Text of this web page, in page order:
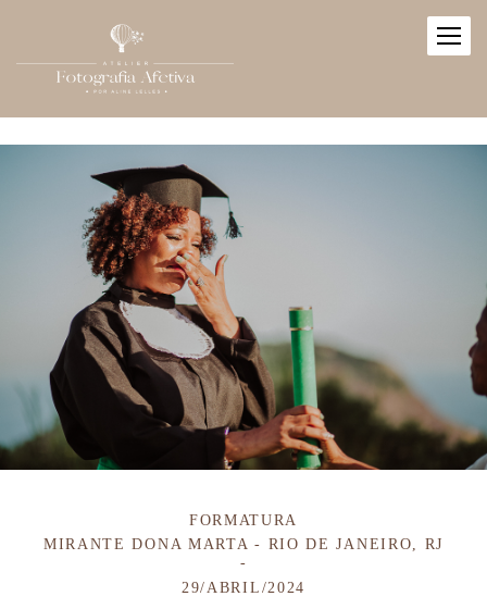
FORMATURA
MIRANTE DONA MARTA - RIO DE JANEIRO, RJ
29/ABRIL/2024